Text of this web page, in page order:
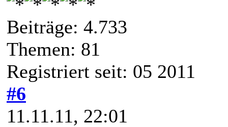
Beiträge: 4.733
Themen: 81
Registriert seit: 05 2011
#6
11.11.11, 22:01